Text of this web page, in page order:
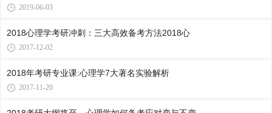
2019-06-03
2018心理学考研冲刺：三大高效备考方法2018心
2017-12-02
2018年考研专业课:心理学7大著名实验解析
2017-11-20